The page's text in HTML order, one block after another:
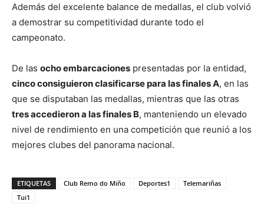
Además del excelente balance de medallas, el club volvió
a demostrar su competitividad durante todo el
campeonato.
De las ocho embarcaciones presentadas por la entidad,
cinco consiguieron clasificarse para las finales A, en las
que se disputaban las medallas, mientras que las otras
tres accedieron a las finales B, manteniendo un elevado
nivel de rendimiento en una competición que reunió a los
mejores clubes del panorama nacional.
ETIQUETAS Club Remo do Miño Deportes1
Telemariñas
Tui1